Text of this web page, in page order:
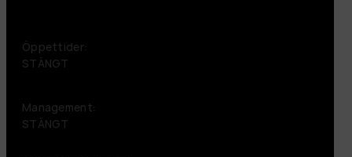
Öppettider:
STÄNGT
Management:
STÄNGT